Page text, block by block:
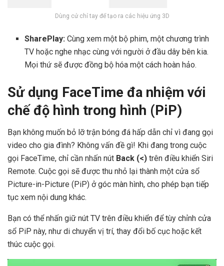
Dùng cử chỉ tay để tạo ra các hiệu ứng 3D
SharePlay: Cùng xem một bộ phim, một chương trình
TV hoặc nghe nhạc cùng với người ở đầu dây bên kia.
Mọi thứ sẽ được đồng bộ hóa một cách hoàn hảo.
Sử dụng FaceTime đa nhiệm với
chế độ hình trong hình (PiP)
Bạn không muốn bỏ lỡ trận bóng đá hấp dẫn chỉ vì đang gọi
video cho gia đình? Không vấn đề gì! Khi đang trong cuộc
gọi FaceTime, chỉ cần nhấn nút Back (<) trên điều khiển Siri
Remote. Cuộc gọi sẽ được thu nhỏ lại thành một cửa sổ
Picture-in-Picture (PiP) ở góc màn hình, cho phép bạn tiếp
tục xem nội dung khác.
Bạn có thể nhấn giữ nút TV trên điều khiển để tùy chỉnh cửa
sổ PiP này, như di chuyển vị trí, thay đổi bố cục hoặc kết
thúc cuộc gọi.